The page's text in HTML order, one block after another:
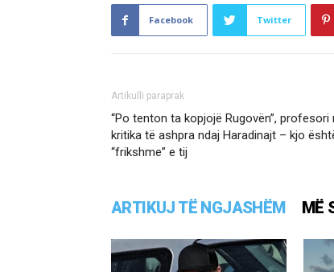
Facebook Twitter
Artikulli paraprak
“Po tenton ta kopjojë Rugovën”, profesori
kritika të ashpra ndaj Haradinajt – kjo
“frikshme” e tij
ARTIKUJ TË NGJASHËM MË